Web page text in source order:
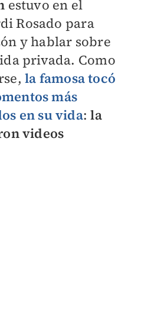
estuvo en el
Rosado para
y hablar sobre
privada. Como
la famosa tocó
más
en su vida: la
videos